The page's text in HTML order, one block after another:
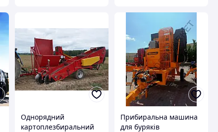
Однорядний
картоплезбиральний
Прибиральна машина
для буряків